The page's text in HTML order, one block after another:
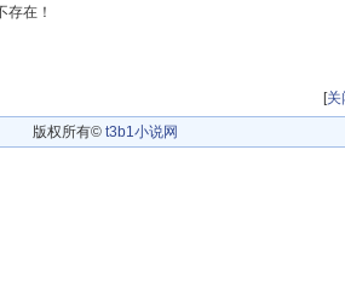
存在！
[关
版权所有© t3b1小说网